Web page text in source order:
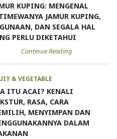
KUPING: MENGENAL
JAMUR KUPING,
DAN SEGALA HAL
PERLU DIKETAHUI
Continue Reading
& VEGETABLE
ITU ACAI? KENALI
RASA, CARA
MENYIMPAN DAN
DALAM